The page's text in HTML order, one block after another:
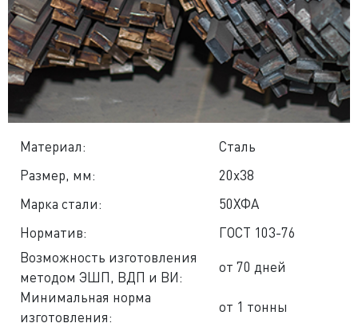
Материал:
Сталь
Размер, мм:
20x38
Марка стали:
50ХФА
Норматив:
ГОСТ 103-76
Возможность изготовления
методом ЭШП, ВДП и ВИ:
от 70 дней
Минимальная норма
изготовления:
от 1 тонны